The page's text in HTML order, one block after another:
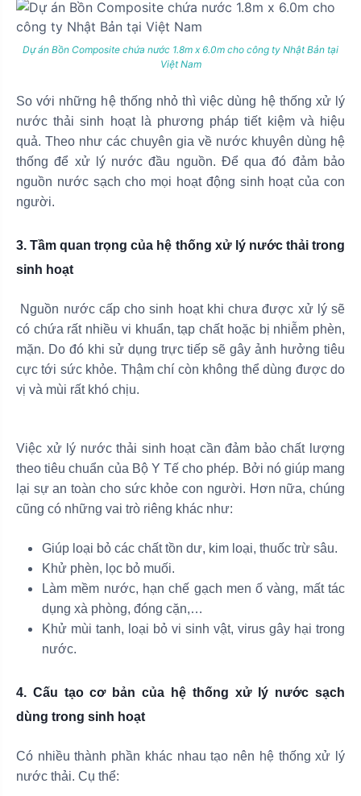
Dự án Bồn Composite chứa nước 1.8m x 6.0m cho công ty Nhật Bản tại
Việt Nam
So với những hệ thống nhỏ thì việc dùng hệ thống xử lý
nước thải sinh hoạt là phương pháp tiết kiệm và hiệu
quả. Theo như các chuyên gia về nước khuyên dùng hệ
thống để xử lý nước đầu nguồn. Để qua đó đảm bảo
nguồn nước sạch cho mọi hoạt động sinh hoạt của con
người.
3. Tầm quan trọng của hệ thống xử lý nước thải trong
sinh hoạt
Nguồn nước cấp cho sinh hoạt khi chưa được xử lý sẽ
có chứa rất nhiều vi khuẩn, tạp chất hoặc bị nhiễm phèn,
mặn. Do đó khi sử dụng trực tiếp sẽ gây ảnh hưởng tiêu
cực tới sức khỏe. Thậm chí còn không thể dùng được do
vị và mùi rất khó chịu.
Việc xử lý nước thải sinh hoạt cần đảm bảo chất lượng
theo tiêu chuẩn của Bộ Y Tế cho phép. Bởi nó giúp mang
lại sự an toàn cho sức khỏe con người. Hơn nữa, chúng
cũng có những vai trò riêng khác như:
Giúp loại bỏ các chất tồn dư, kim loại, thuốc trừ sâu.
Khử phèn, lọc bỏ muối.
Làm mềm nước, hạn chế gạch men ố vàng, mất tác
dụng xà phòng, đóng cặn,…
Khử mùi tanh, loại bỏ vi sinh vật, virus gây hại trong
nước.
4. Cấu tạo cơ bản của hệ thống xử lý nước sạch
dùng trong sinh hoạt
Có nhiều thành phần khác nhau tạo nên hệ thống xử lý
nước thải. Cụ thể: